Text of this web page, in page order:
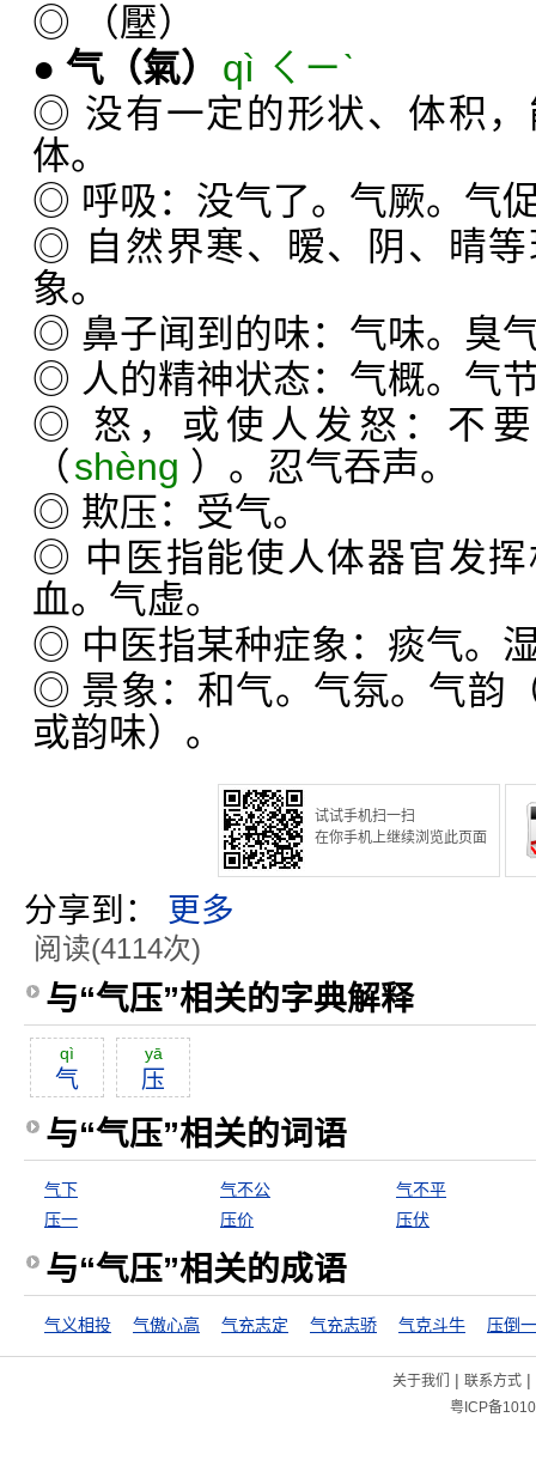
◎ （壓）
● 气 （氣）
qì ㄑㄧˋ
◎ 没有一定的形状、体积
体。
◎ 呼吸：没气了。气厥。气
◎ 自然界寒、暧、阴、晴
象。
◎ 鼻子闻到的味：气味。臭
◎ 人的精神状态：气概。气
◎ 怒，或使人发怒：不
（shèng ）。忍气吞声。
◎ 欺压：受气。
◎ 中医指能使人体器官发
血。气虚。
◎ 中医指某种症象：痰气。
◎ 景象：和气。气氛。气韵
或韵味）。
试试手机扫一扫
在你手机上继续浏览此页面
分享到： 更多
阅读(4114次)
与“气压”相关的字典解释
qì
气
yā
压
与“气压”相关的词语
气下 气不公
气不平
压一
压价 压伏
与“气压”相关的成语
气义相投 气傲心高 气充志定 气充志骄 气克斗牛 压倒
关于我们 | 联系方式|
粤ICP备